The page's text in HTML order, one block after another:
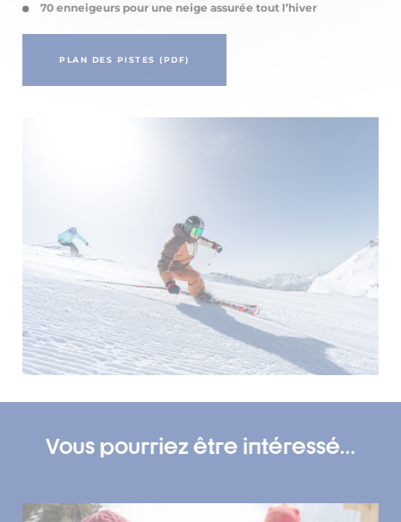
70 enneigeurs pour une neige assurée tout l’hiver
PLAN DES PISTES (PDF)
Vous pourriez être intéressé…